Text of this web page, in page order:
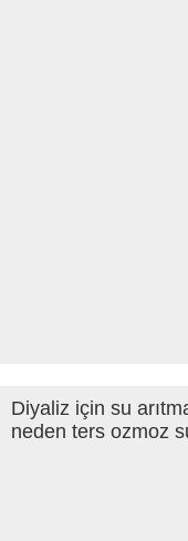
Diyaliz için su
neden ters ozmoz